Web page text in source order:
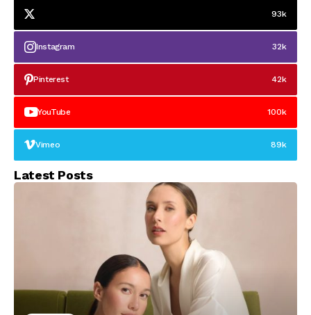
93k
Instagram 32k
Pinterest 42k
YouTube 100k
Vimeo 89k
Latest Posts